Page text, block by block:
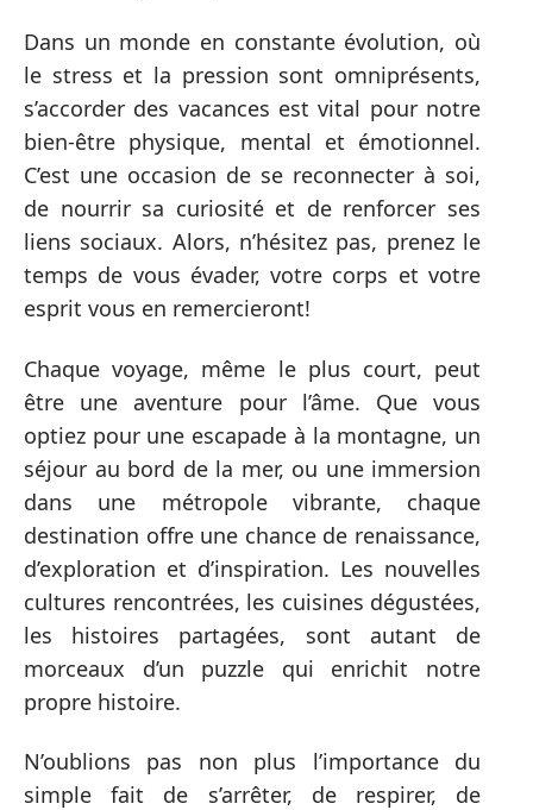
Dans un monde en constante évolution, où
le stress et la pression sont omniprésents,
s’accorder des vacances est vital pour notre
bien-être physique, mental et émotionnel.
C’est une occasion de se reconnecter à soi,
de nourrir sa curiosité et de renforcer ses
liens sociaux. Alors, n’hésitez pas, prenez le
temps de vous évader, votre corps et votre
esprit vous en remercieront!
Chaque voyage, même le plus court, peut
être une aventure pour l’âme. Que vous
optiez pour une escapade à la montagne, un
séjour au bord de la mer, ou une immersion
dans une métropole vibrante, chaque
destination offre une chance de renaissance,
d’exploration et d’inspiration. Les nouvelles
cultures rencontrées, les cuisines dégustées,
les histoires partagées, sont autant de
morceaux d’un puzzle qui enrichit notre
propre histoire.
N’oublions pas non plus l’importance du
simple fait de s’arrêter, de respirer, de